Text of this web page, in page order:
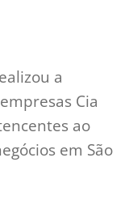
a
Cia
ao
em São